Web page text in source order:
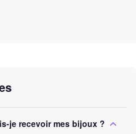
je recevoir mes bijoux ?